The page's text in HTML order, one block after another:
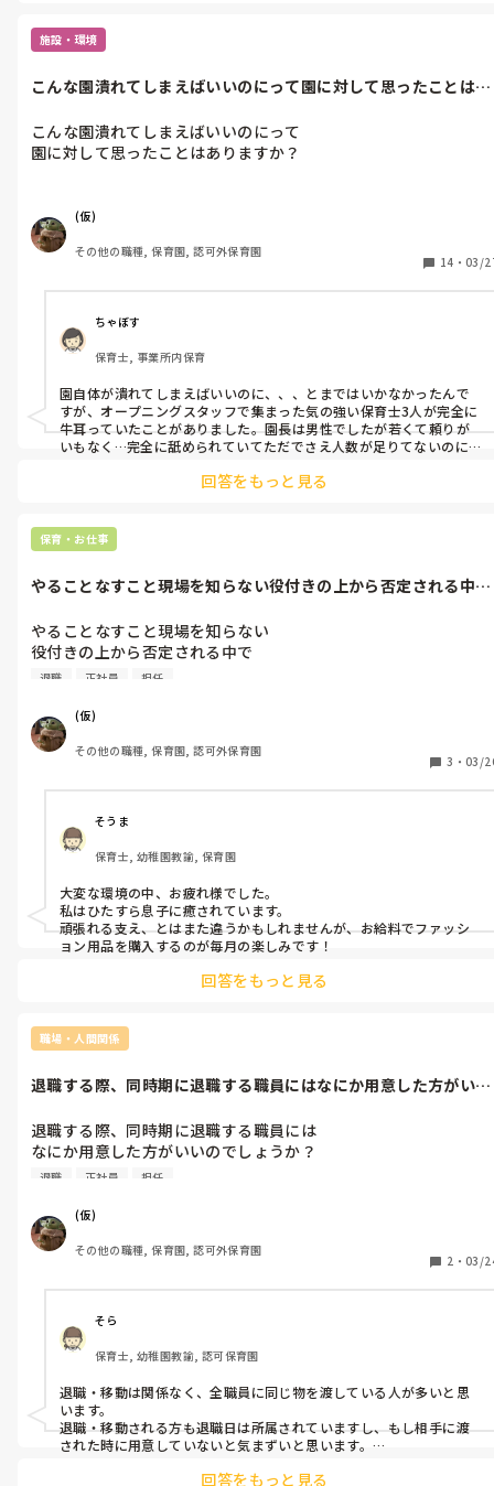
施設・環境
こんな園潰れてしまえばいいのにって園に対して思ったことはあ
こんな園潰れてしまえばいいのにって
園に対して思ったことはありますか？
(仮)
その他の職種, 保育園, 認可外保育園
14 ・ 03/
ちゃぼす
保育士, 事業所内保育
園自体が潰れてしまえばいいのに、、、とまではいかなかったんで
すが、オープニングスタッフで集まった気の強い保育士3人が完全に
牛耳っていたことがありました。園長は男性でしたが若くて頼りが
いもなく…完全に舐められていてただでさえ人数が足りてないのにそ
重苦しい日々ということがありました。かと言ってクビにするにも
ど…というジレンマがすごかったです。
ました。今は3人中2人は育休中でだいぶ緩和しています。
回答をもっと見る
保育・お仕事
やることなすこと現場を知らない役付きの上から否定される中で
やることなすこと現場を知らない
役付きの上から否定される中で
頑張ってきたけど
ここまで酷いところある？！
ってくらいカオスな所でしたが、
子どもたちがかわいくて、
休日返上で書類を書き上げたり、
シフトが過酷すぎる時もあったりと
今思えば無理しすぎてたなぁと
思います（笑）
どれもこれも今の園長と現場の職員が
居たからできたことなのかもしれません。
通常の社会人の常識とは全く別世界で
何を支えに毎日がんばれていますか？
退職 正社員 担任
(仮)
その他の職種, 保育園, 認可外保育園
3 ・ 03/
そうま
保育士, 幼稚園教諭, 保育園
大変な環境の中、お疲れ様でした。
私はひたすら息子に癒されています。
頑張れる支え、とはまた違うかもしれませんが、お給料でファッシ
ョン用品を購入するのが毎月の楽しみです！
回答をもっと見る
職場・人間関係
退職する際、同時期に退職する職員にはなにか用意した方がいい
退職する際、同時期に退職する職員には
なにか用意した方がいいのでしょうか？
残る職員には準備しましたが、
退職 正社員 担任
(仮)
その他の職種, 保育園, 認可外保育園
2 ・ 03/
そら
保育士, 幼稚園教諭, 認可保育園
退職・移動は関係なく、全職員に同じ物を渡している人が多いと思
います。
退職・移動される方も退職日は所属されていますし、もし相手に渡
された時に用意していないと気まずいと思います。
同じ物にプラスして何か渡すと良いのではないでしょうか。
回答をもっと見る